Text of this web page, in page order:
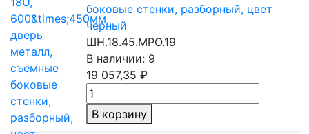
боковые стенки, разборный, цвет
черный
ШН.18.45.МРО.19
В наличии: 9
19 057,35 ₽
В корзину